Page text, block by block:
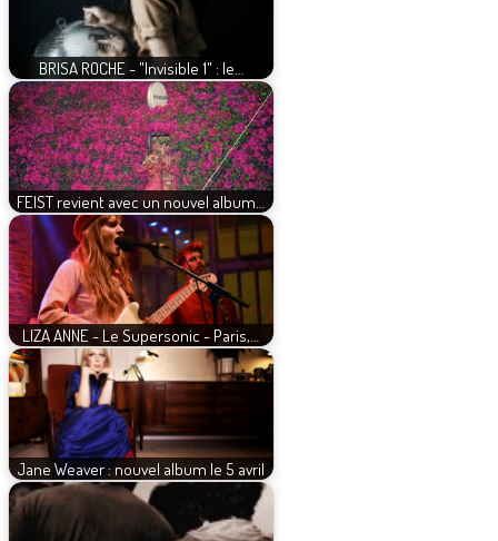
BRISA ROCHE - "Invisible 1" : le…
FEIST revient avec un nouvel album…
LIZA ANNE - Le Supersonic - Paris,…
Jane Weaver : nouvel album le 5 avril